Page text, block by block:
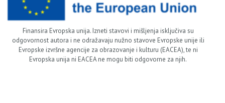
Finansira Evropska unija. Izneti stavovi i mišljenja isključiva su
odgovornost autora i ne odražavaju nužno stavove Evropske unije ili
Evropske izvršne agencije za obrazovanje i kulturu (EACEA), te ni
Evropska unija ni EACEA ne mogu biti odgovorne za njih.